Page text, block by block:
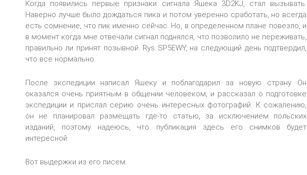
Когда появились первые признаки сигнала Яшека 3D2KJ, стал вызывать.
Наверно лучше было дождаться пика и потом уверенно сработать, но всегда
есть сомнение, что пик именно сейчас. Но, в определенном плане повезло, и
в момент когда мне отвечали сигнал поднялся, что позволило не переживать,
правильно ли принят позывной. Rys SP5EWY, на следующий день подтвердил,
что все нормально.
После экспедиции написал Яшеку и поблагодарил за новую страну. Он
оказался очень приятным в общении человеком, и рассказал о подготовке
экспедиции и прислал серию очень интересных фотографий. К сожалению,
он не планировал размещать где-то статью, за исключением польских
изданий, поэтому надеюсь, что публикация здесь его снимков будет
интересной.
Вот выдержки из его писем.